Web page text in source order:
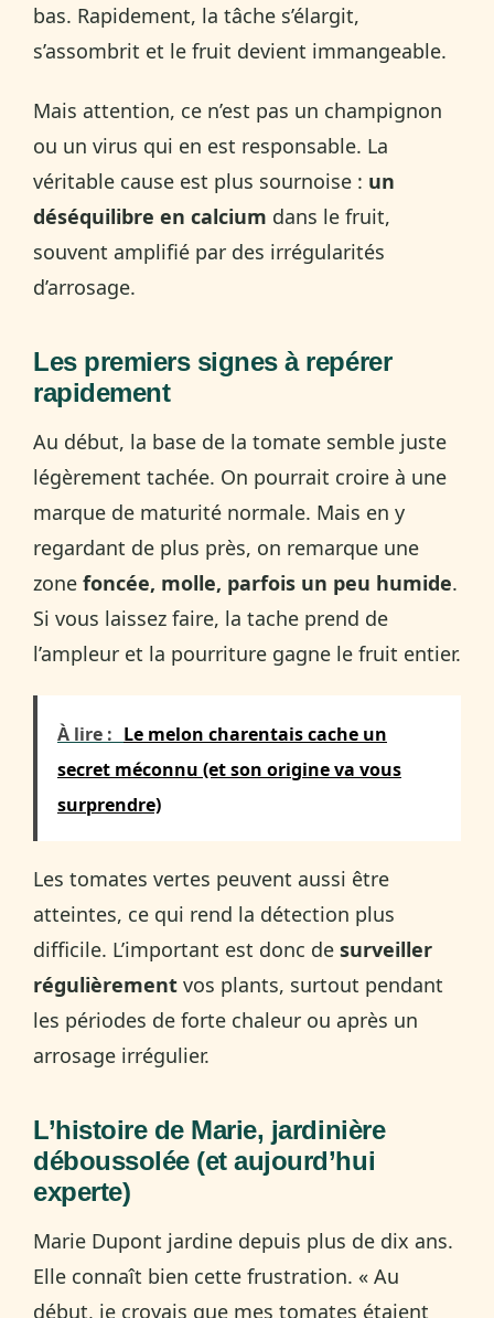
bas. Rapidement, la tâche s’élargit,
s’assombrit et le fruit devient immangeable.
Mais attention, ce n’est pas un champignon
ou un virus qui en est responsable. La
véritable cause est plus sournoise : un
déséquilibre en calcium dans le fruit,
souvent amplifié par des irrégularités
d’arrosage.
Les premiers signes à repérer
rapidement
Au début, la base de la tomate semble juste
légèrement tachée. On pourrait croire à une
marque de maturité normale. Mais en y
regardant de plus près, on remarque une
zone foncée, molle, parfois un peu humide.
Si vous laissez faire, la tache prend de
l’ampleur et la pourriture gagne le fruit entier.
À lire : Le melon charentais cache un
secret méconnu (et son origine va vous
surprendre)
Les tomates vertes peuvent aussi être
atteintes, ce qui rend la détection plus
difficile. L’important est donc de surveiller
régulièrement vos plants, surtout pendant
les périodes de forte chaleur ou après un
arrosage irrégulier.
L’histoire de Marie, jardinière
déboussolée (et aujourd’hui
experte)
Marie Dupont jardine depuis plus de dix ans.
Elle connaît bien cette frustration. « Au
début, je croyais que mes tomates étaient